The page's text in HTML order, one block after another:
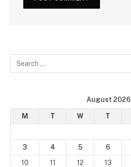
August 2026
M T W T
3
4 5 6
10
11 12 13